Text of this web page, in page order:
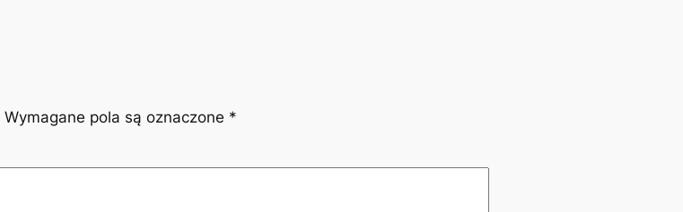
Wymagane pola są oznaczone *